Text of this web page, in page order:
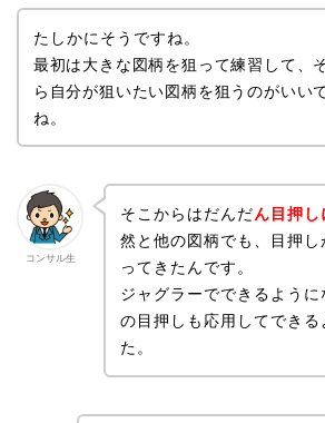
たしかにそうですね。
最初は大きな図柄を狙って練習して、
ら自分が狙いたい図柄を狙うのがいい
ね。
コンサル生
そこからはだんだん目押し
然と他の図柄でも、目押し
ってきたんです。
ジャグラーでできるよう
の目押しも応用してできる
た。